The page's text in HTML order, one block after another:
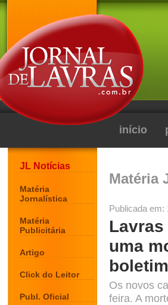
início
JL Notícias
Matéria
Jornalística
Matéria
Publicitária
Artigo
Click do Leitor
Publ. Oficial
Matéria
Publicada em:
uma
boletim
Os novos
feira. A